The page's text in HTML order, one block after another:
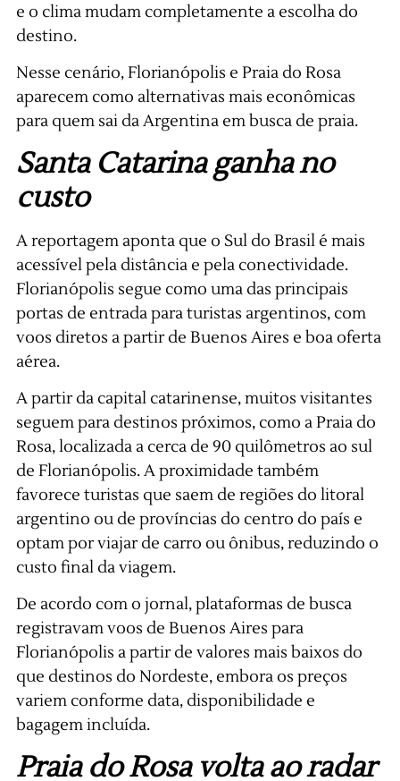
e o clima mudam completamente a escolha do
destino.
Nesse cenário, Florianópolis e Praia do Rosa
aparecem como alternativas mais econômicas
para quem sai da Argentina em busca de praia.
Santa Catarina ganha no
custo
A reportagem aponta que o Sul do Brasil é mais
acessível pela distância e pela conectividade.
Florianópolis segue como uma das principais
portas de entrada para turistas argentinos, com
voos diretos a partir de Buenos Aires e boa oferta
aérea.
A partir da capital catarinense, muitos visitantes
seguem para destinos próximos, como a Praia do
Rosa, localizada a cerca de 90 quilômetros ao sul
de Florianópolis. A proximidade também
favorece turistas que saem de regiões do litoral
argentino ou de províncias do centro do país e
optam por viajar de carro ou ônibus, reduzindo o
custo final da viagem.
De acordo com o jornal, plataformas de busca
registravam voos de Buenos Aires para
Florianópolis a partir de valores mais baixos do
que destinos do Nordeste, embora os preços
variem conforme data, disponibilidade e
bagagem incluída.
Praia do Rosa volta ao radar